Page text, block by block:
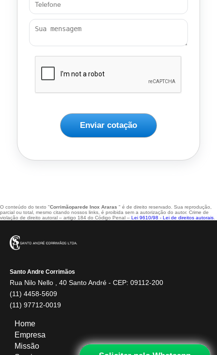
Enviar cotação
O conteúdo do texto "Corrimãoparede Inox Araras " é de direito reservado. Sua reprodução,
parcial ou total, mesmo citando nossos links, é proibida sem a autorização do autor. Crime de
violação de direito autoral – artigo 184 do Código Penal – Lei 9610/98 - Lei de direitos autorais
Santo Andre Corrimãos
Rua Nilo Nello , 40 Santo André - CEP: 09112-200
(11) 4458-5609
(11) 97712-0019
Home
Empresa
Missão